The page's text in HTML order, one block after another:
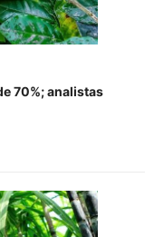
70%; analistas